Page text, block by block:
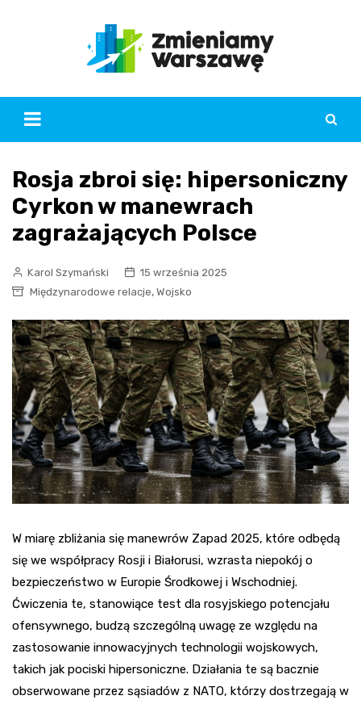
Rosja zbroi się: hipersoniczny
Cyrkon w manewrach
zagrażających Polsce
Karol Szymański
15 września 2025
Międzynarodowe relacje, Wojsko
W miarę zbliżania się manewrów Zapad 2025, które odbędą
się we współpracy Rosji i Białorusi, wzrasta niepokój o
bezpieczeństwo w Europie Środkowej i Wschodniej.
Ćwiczenia te, stanowiące test dla rosyjskiego potencjału
ofensywnego, budzą szczególną uwagę ze względu na
zastosowanie innowacyjnych technologii wojskowych,
takich jak pociski hipersoniczne. Działania te są bacznie
obserwowane przez sąsiadów z NATO, którzy dostrzegają w